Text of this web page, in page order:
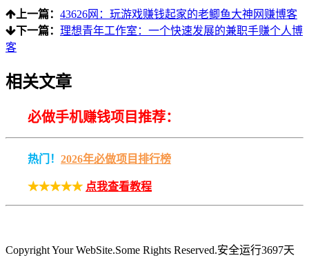
上一篇： 43626网：玩游戏赚钱起家的老鲫鱼大神网赚博客
下一篇： 理想青年工作室：一个快速发展的兼职手赚个人博
客
相关文章
必做手机赚钱项目推荐：
热门！ 2026年必做项目排行榜
★★★★★ 点我查看教程
Copyright Your WebSite.Some Rights Reserved.安全运行3697天